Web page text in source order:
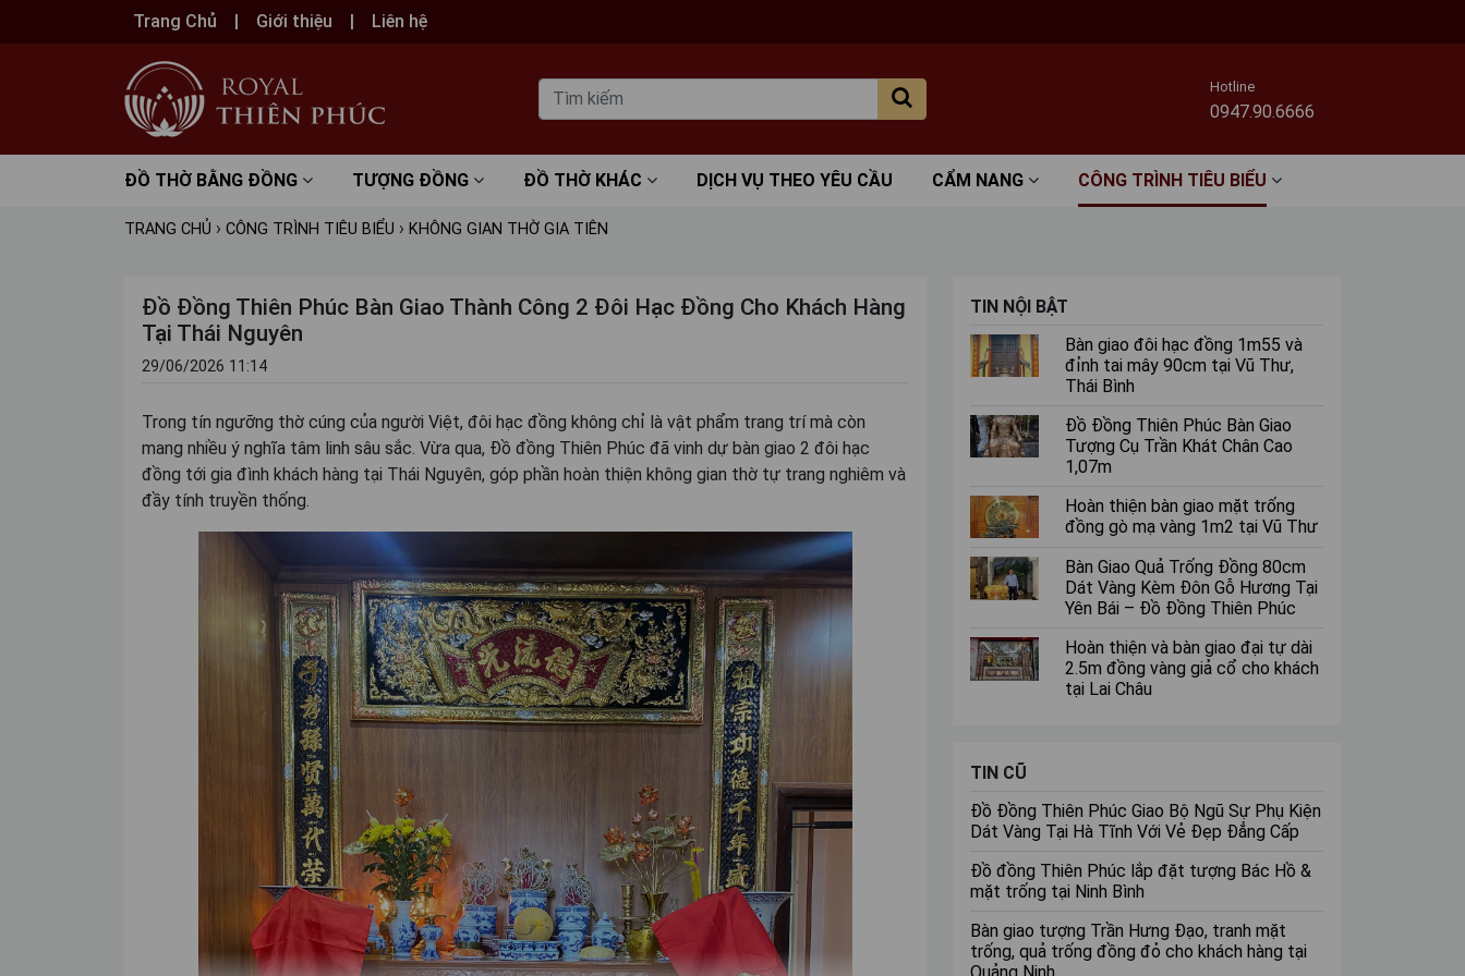
Trang Chủ Giới thiệu Liên hệ
Hotline
0947.90.6666
ĐỒ THỜ BẰNG ĐỒNG TƯỢNG ĐỒNG ĐỒ THỜ KHÁC DỊCH VỤ THEO YÊU CẦU CẨM NANG CÔNG TRÌNH TIÊU BIỂU
TRANG CHỦ › CÔNG TRÌNH TIÊU BIỂU › KHÔNG GIAN THỜ GIA TIÊN
Đồ Đồng Thiên Phúc Bàn Giao Thành Công 2 Đôi Hạc Đồng Cho Khách Hàng
Tại Thái Nguyên
29/06/2026 11:14
Trong tín ngưỡng thờ cúng của người Việt, đôi hạc đồng không chỉ là vật phẩm trang trí mà còn
mang nhiều ý nghĩa tâm linh sâu sắc. Vừa qua, Đồ đồng Thiên Phúc đã vinh dự bàn giao 2 đôi hạc
đồng tới gia đình khách hàng tại Thái Nguyên, góp phần hoàn thiện không gian thờ tự trang nghiêm và
đầy tính truyền thống.
TIN NỘI BẬT
Bàn giao đôi hạc đồng 1m55 và
đỉnh tai mây 90cm tại Vũ Thư,
Thái Bình
Đồ Đồng Thiên Phúc Bàn Giao
Tượng Cụ Trần Khát Chân Cao
1,07m
Hoàn thiện bàn giao mặt trống
đồng gò mạ vàng 1m2 tại Vũ Thư
Bàn Giao Quả Trống Đồng 80cm
Dát Vàng Kèm Đôn Gỗ Hương Tại
Yên Bái – Đồ Đồng Thiên Phúc
Hoàn thiện và bàn giao đại tự dài
2.5m đồng vàng giả cổ cho khách
tại Lai Châu
TIN CŨ
Đồ Đồng Thiên Phúc Giao Bộ Ngũ Sự Phụ Kiện
Dát Vàng Tại Hà Tĩnh Với Vẻ Đẹp Đẳng Cấp
Đồ đồng Thiên Phúc lắp đặt tượng Bác Hồ &
mặt trống tại Ninh Bình
Bàn giao tượng Trần Hưng Đạo, tranh mặt
trống, quả trống đồng đỏ cho khách hàng tại